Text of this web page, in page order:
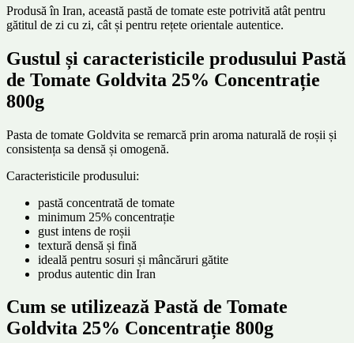
Produsă în Iran, această pastă de tomate este potrivită atât pentru
gătitul de zi cu zi, cât și pentru rețete orientale autentice.
Gustul și caracteristicile produsului Pastă
de Tomate Goldvita 25% Concentrație
800g
Pasta de tomate Goldvita se remarcă prin aroma naturală de roșii și
consistența sa densă și omogenă.
Caracteristicile produsului:
pastă concentrată de tomate
minimum 25% concentrație
gust intens de roșii
textură densă și fină
ideală pentru sosuri și mâncăruri gătite
produs autentic din Iran
Cum se utilizează Pastă de Tomate
Goldvita 25% Concentrație 800g